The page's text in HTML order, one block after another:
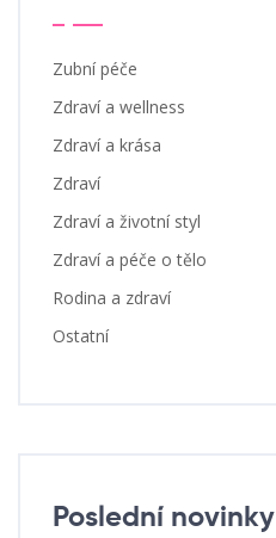
Zubní péče
Zdraví a wellness
Zdraví a krása
Zdraví
Zdraví a životní styl
Zdraví a péče o tělo
Rodina a zdraví
Ostatní
Poslední novinky